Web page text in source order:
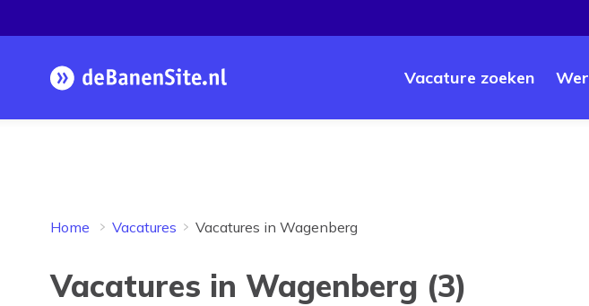
Homepage Vacature zoeken
Home Vacatures Vacatures in Wagenberg
Vacatures in Wagenberg (3)